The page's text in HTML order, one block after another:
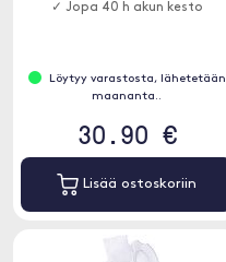
✓ Jopa 40 h akun kesto
Löytyy varastosta, lähetetään
maananta..
30.90 €
Lisää ostoskoriin